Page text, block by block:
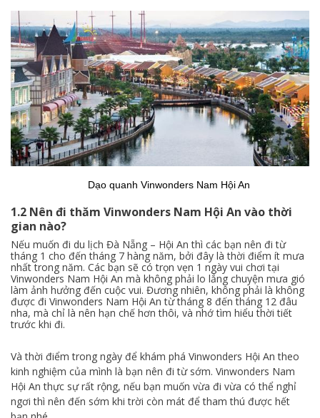
Dạo quanh Vinwonders Nam Hội An
1.2 Nên đi thăm Vinwonders Nam Hội An vào thời
gian nào?
Nếu muốn đi du lịch Đà Nẵng – Hội An thì các bạn nên đi từ
tháng 1 cho đến tháng 7 hàng năm, bởi đây là thời điểm ít mưa
nhất trong năm. Các bạn sẽ có trọn vẹn 1 ngày vui chơi tại
Vinwonders Nam Hội An mà không phải lo lắng chuyện mưa gió
làm ảnh hưởng đến cuộc vui. Đương nhiên, không phải là không
được đi Vinwonders Nam Hội An từ tháng 8 đến tháng 12 đâu
nha, mà chỉ là nên hạn chế hơn thôi, và nhớ tìm hiểu thời tiết
trước khi đi.
Và thời điểm trong ngày để khám phá Vinwonders Hội An theo
kinh nghiệm của mình là bạn nên đi từ sớm. Vinwonders Nam
Hội An thực sự rất rộng, nếu bạn muốn vừa đi vừa có thể nghỉ
ngơi thì nên đến sớm khi trời còn mát để tham thú được hết